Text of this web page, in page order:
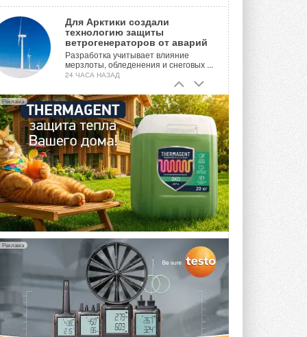
Для Арктики создали
технологию защиты
ветрогенераторов от аварий
Разработка учитывает влияние
мерзлоты, обледенения и снеговых ...
24 ЧАСА НАЗАД
Гибридный тепловой насос PV/T
с одним общим испарителем
Исследователи предложили
конструкцию двухисточникового ...
ВЧЕРА
21-й ежегодный форум
«ЦОД-2026»
Мероприятие пройдет 2-3 сентября в
отеле Radisson Slavyanskaya. Форум
посетит более двух тысяч участников ...
ВЧЕРА
Китайская Shenling представила
линейку тепловых насосов
«воздух-вода» на R290
Серия ThermaX R290 All-In-One
включает три модели ...
4 АВГУСТА 2026
Реклама
Реклама